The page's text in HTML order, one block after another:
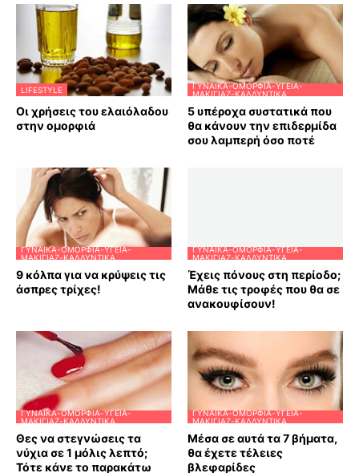
LIFESTYLE
Οι χρήσεις του ελαιόλαδου
στην ομορφιά
ΓΥΝΑΊΚΑ-ΟΜΟΡΦΙΆ-ΥΓΕΊΑ-
ΜΑΚΙΓΙΆΖ-ΚΑΛΛΥΝΤΙΚΆ
5 υπέροχα συστατικά που
θα κάνουν την επιδερμίδα
σου λαμπερή όσο ποτέ
ΓΥΝΑΊΚΑ-ΟΜΟΡΦΙΆ-ΥΓΕΊΑ-
ΜΑΚΙΓΙΆΖ-ΚΑΛΛΥΝΤΙΚΆ
9 κόλπα για να κρύψεις τις
άσπρες τρίχες!
ΓΥΝΑΊΚΑ-ΟΜΟΡΦΙΆ-ΥΓΕΊΑ-
ΜΑΚΙΓΙΆΖ-ΚΑΛΛΥΝΤΙΚΆ
Έχεις πόνους στη περίοδο;
Μάθε τις τροφές που θα σε
ανακουφίσουν!
ΓΥΝΑΊΚΑ-ΟΜΟΡΦΙΆ-ΥΓΕΊΑ-
ΜΑΚΙΓΙΆΖ-ΚΑΛΛΥΝΤΙΚΆ
Θες να στεγνώσεις τα
νύχια σε 1 μόλις λεπτό;
Τότε κάνε το παρακάτω
ΓΥΝΑΊΚΑ-ΟΜΟΡΦΙΆ-ΥΓΕΊΑ-
ΜΑΚΙΓΙΆΖ-ΚΑΛΛΥΝΤΙΚΆ
Μέσα σε αυτά τα 7 βήματα,
θα έχετε τέλειες
βλεφαρίδες